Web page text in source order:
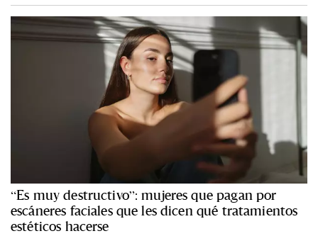
“Es muy destructivo”: mujeres que pagan por
escáneres faciales que les dicen qué tratamientos
estéticos hacerse